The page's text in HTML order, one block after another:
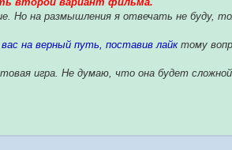
Но на размышления я отвечать не буду,
на верный путь, поставив лайктому
игра. Не думаю, что она будет